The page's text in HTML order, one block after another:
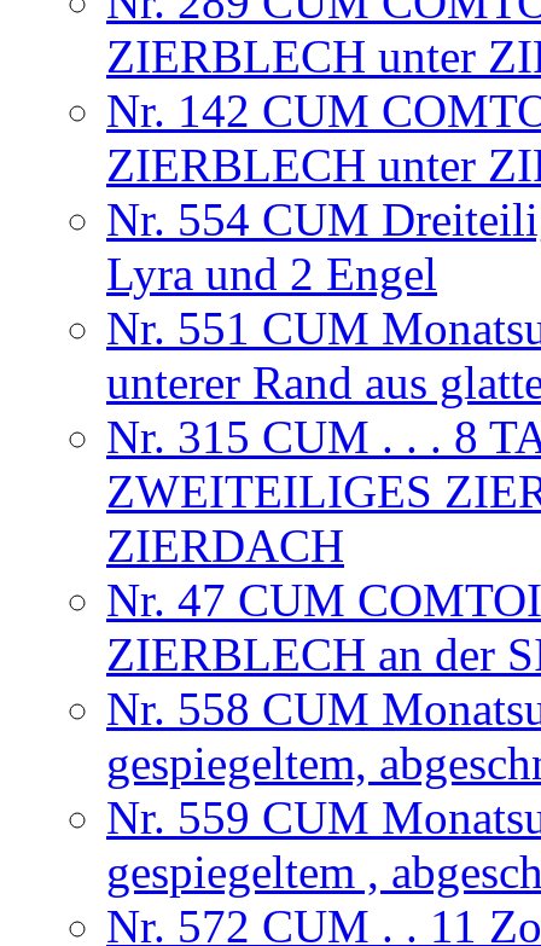
ZIERBLECH unter
Nr. 142 CUM
ZIERBLECH unter
Nr. 554 CUM
Lyra und 2 Engel
Nr. 551 CUM
unterer Rand aus
Nr. 315 CUM . . . 8
ZWEITEILIGES
ZIERDACH
Nr. 47 CUM
ZIERBLECH an der
Nr. 558 CUM
gespiegeltem,
Nr. 559 CUM
gespiegeltem ,
Nr. 572 CUM . . 11